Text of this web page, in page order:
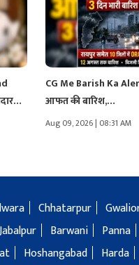
CG Me Barish Ka
आफत की बारिश,…
Aug 09, 2026 | 08:31 AM
Chhatarpur
Jabalpur Barwani Panna
Hoshangabad Harda